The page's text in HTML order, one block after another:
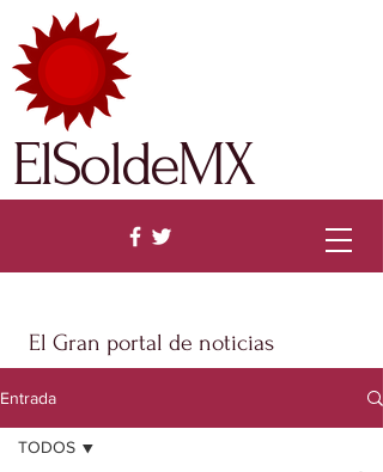
El Gran portal de noticias
ElSoldeMX
Entrada
TODOS